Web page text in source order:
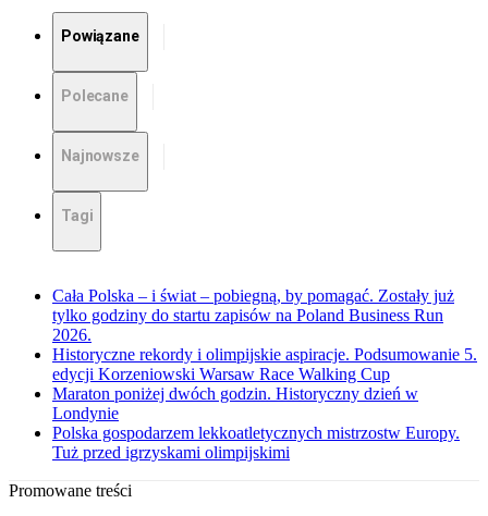
Powiązane
Polecane
Najnowsze
Tagi
Cała Polska – i świat – pobiegną, by pomagać. Zostały już
tylko godziny do startu zapisów na Poland Business Run
2026.
Historyczne rekordy i olimpijskie aspiracje. Podsumowanie 5.
edycji Korzeniowski Warsaw Race Walking Cup
Maraton poniżej dwóch godzin. Historyczny dzień w
Londynie
Polska gospodarzem lekkoatletycznych mistrzostw Europy.
Tuż przed igrzyskami olimpijskimi
Promowane treści